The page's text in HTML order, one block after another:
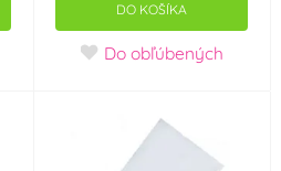
DO KOŠÍKA
Do obľúbených